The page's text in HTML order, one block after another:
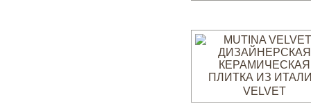
VELVET